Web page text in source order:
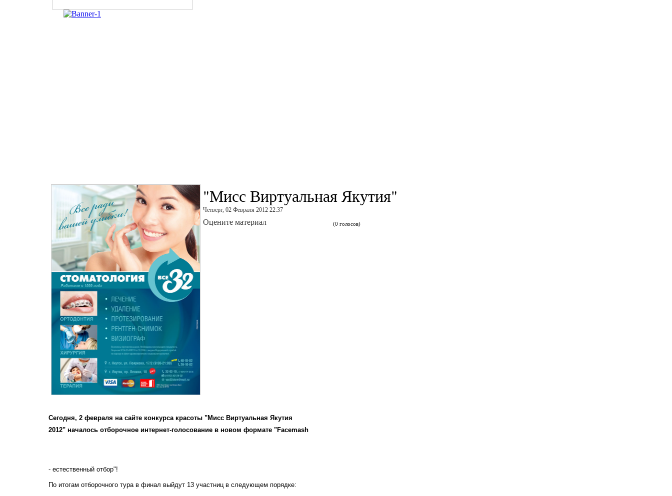
"Мисс Виртуальная Якутия"
Четверг, 02 Февраля 2012 22:37
Оцените материал (0 голосов)
Сегодня, 2 февраля на сайте конкурса красоты "Мисс Виртуальная Якутия
2012" началось отборочное интернет-голосование в новом формате "Facemash
- естественный отбор"!
По итогам отборочного тура в финал выйдут 13 участниц в следующем порядке: